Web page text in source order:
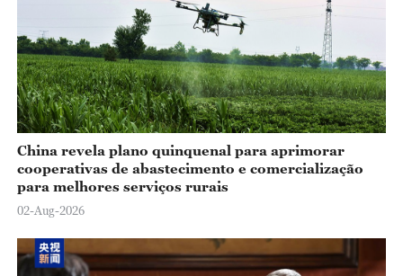
China revela plano quinquenal para aprimorar
cooperativas de abastecimento e comercialização
para melhores serviços rurais
02-Aug-2026